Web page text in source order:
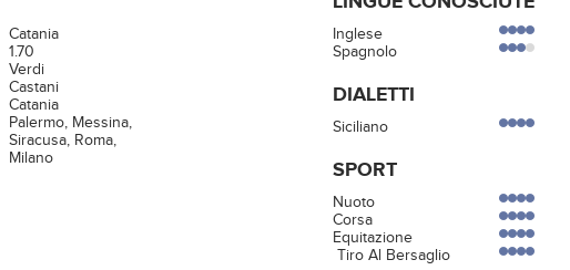
Catania
1.70
Verdi
Castani
Catania
Palermo, Messina,
Siracusa, Roma,
Milano
Inglese
Spagnolo
DIALETTI
Siciliano
SPORT
Nuoto
Corsa
Equitazione
Tiro Al Bersaglio